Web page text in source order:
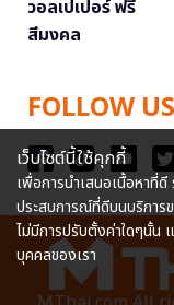
วอลเปเปอร์ ฟรี
สีมงคล
FOLLOW US
เว็บไซต์นี้ใช้คุกกี้
เพื่อการนำเสนอเนื้อหาที่
ประสบการณ์ที่ดีบนบริการ
ไม่มีการปรับตั้งค่าใดๆนั้น
บุคคลของเรา